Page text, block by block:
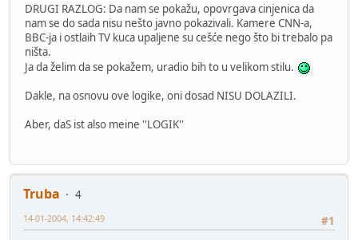
DRUGI RAZLOG: Da nam se pokažu, opovrgava cinjenica da
nam se do sada nisu nešto javno pokazivali. Kamere CNN-a,
BBC-ja i ostlaih TV kuca upaljene su cešće nego što bi trebalo pa
ništa.
Ja da želim da se pokažem, uradio bih to u velikom stilu.
Dakle, na osnovu ove logike, oni dosad NISU DOLAZILI.
Aber, daS ist also meine ''LOGIK''
Truba
4
#1
14-01-2004, 14:42:49